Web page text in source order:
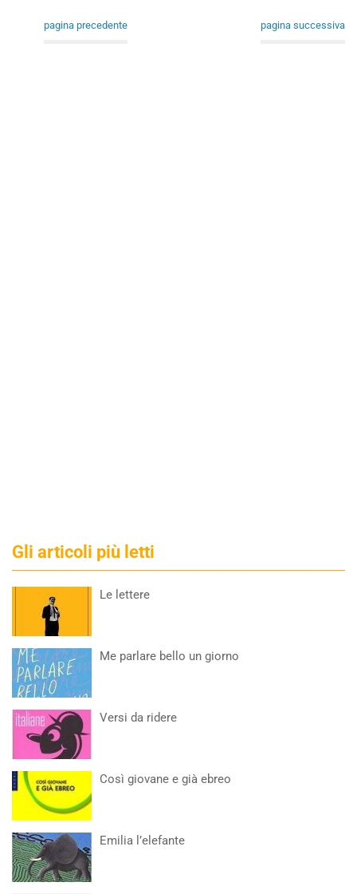
pagina precedente pagina successiva
Gli articoli più letti
Le lettere
Me parlare bello un giorno
Versi da ridere
Così giovane e già ebreo
Emilia l’elefante